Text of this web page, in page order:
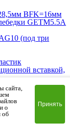
BFK=16мм
GETM5.5A
(под три
вставкой,
вставкой,
противовеса
сайта,
о
об
Принять